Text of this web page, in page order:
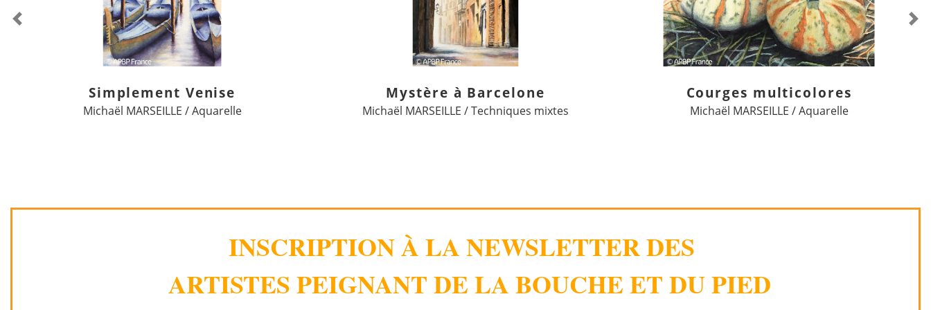
Simplement Venise
Michaël MARSEILLE / Aquarelle
Mystère à Barcelone
Michaël MARSEILLE / Techniques mixtes
Courges multicolores
Michaël MARSEILLE / Aquarelle
Previous
INSCRIPTION À LA NEWSLETTER DES
ARTISTES PEIGNANT DE LA BOUCHE ET DU PIED